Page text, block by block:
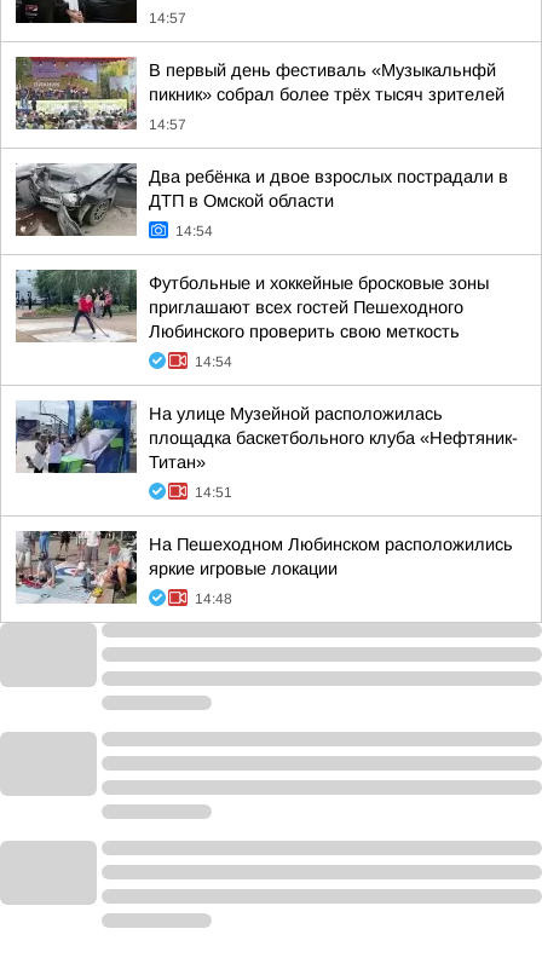
14:57
В первый день фестиваль «Музыкальнфй
пикник» собрал более трёх тысяч зрителей
14:57
Два ребёнка и двое взрослых пострадали в
ДТП в Омской области
14:54
Футбольные и хоккейные бросковые зоны
приглашают всех гостей Пешеходного
Любинского проверить свою меткость
14:54
На улице Музейной расположилась
площадка баскетбольного клуба «Нефтяник-
Титан»
14:51
На Пешеходном Любинском расположились
яркие игровые локации
14:48